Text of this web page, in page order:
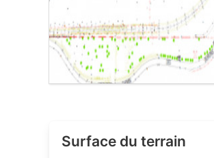
Surface du terrain